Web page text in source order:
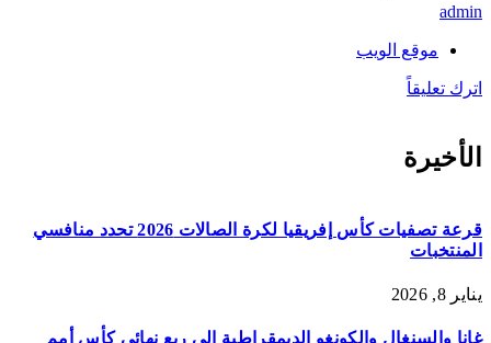
admin
موقع الويب
اترك تعليقاً
الأخيرة
قرعة تصفيات كأس إفريقيا لكرة الصالات 2026 تحدد منافسي
المنتخبات
يناير 8, 2026
غانا والسنغال والكونغو الديمقراطية إلى ربع نهائي كأس أمم